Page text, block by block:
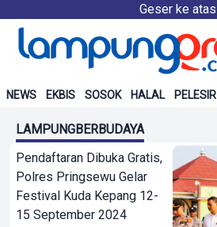
Geser ke atas
NEWS EKBIS SOSOK HALAL PELESIR
LAMPUNGBERBUDAYA
Pendaftaran Dibuka Gratis,
Polres Pringsewu Gelar
Festival Kuda Kepang 12-
15 September 2024